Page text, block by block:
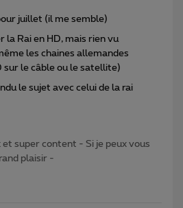
juillet (il me semble)
la Rai en HD, mais rien vu
les chaines allemandes
sur le câble ou le satellite)
le sujet avec celui de la rai
super content - Si je peux vous
plaisir -